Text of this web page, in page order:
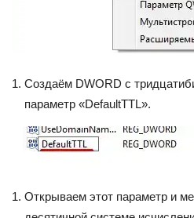
Создаём DWORD с
параметр «DefaultTTL».
Открываем этот параметр и